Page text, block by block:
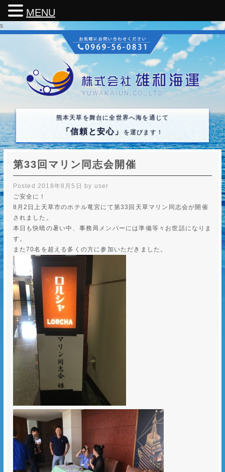
s
熊本天草を舞台に全世界へ海を通じて
「信頼と安心」 を運びます！
第33回マリン同志会開催
Posted2018年8月5日 by user
ご安全に！
8月2日上天草市のホテル竜宮にて第33回天草マリン同志会が開催
されました。
本日も快晴の暑い中、事務局メンバーには準備等々お世話になりま
す。
また70名を超える多くの方に参加いただきました。
MENU